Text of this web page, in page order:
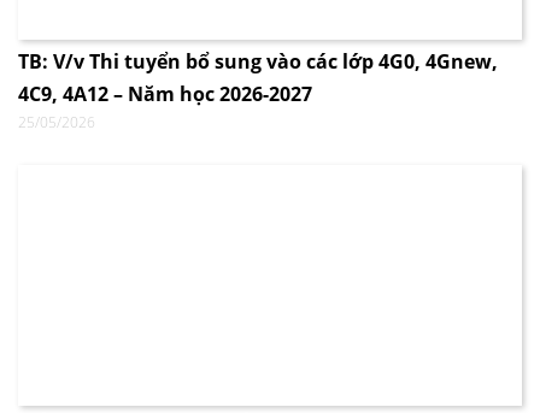
TB: V/v Thi tuyển bổ sung vào các lớp 4G0, 4Gnew,
4C9, 4A12 – Năm học 2026-2027
25/05/2026